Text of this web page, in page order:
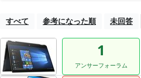
すべて 参考になった順 未回答
1
アンサーフォーラム